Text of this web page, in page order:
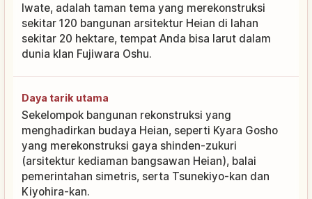
Iwate, adalah taman tema yang merekonstruksi
sekitar 120 bangunan arsitektur Heian di lahan
sekitar 20 hektare, tempat Anda bisa larut dalam
dunia klan Fujiwara Oshu.
Daya tarik utama
Sekelompok bangunan rekonstruksi yang
menghadirkan budaya Heian, seperti Kyara Gosho
yang merekonstruksi gaya shinden-zukuri
(arsitektur kediaman bangsawan Heian), balai
pemerintahan simetris, serta Tsunekiyo-kan dan
Kiyohira-kan.